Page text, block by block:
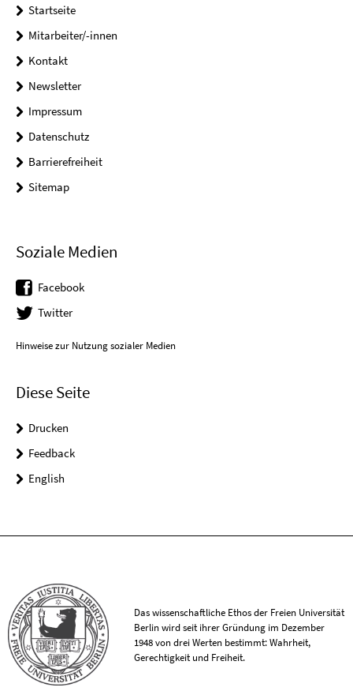
Startseite
Mitarbeiter/-innen
Kontakt
Newsletter
Impressum
Datenschutz
Barrierefreiheit
Sitemap
Soziale Medien
Facebook
Twitter
Hinweise zur Nutzung sozialer Medien
Diese Seite
Drucken
Feedback
English
Das wissenschaftliche Ethos der Freien Universität
Berlin wird seit ihrer Gründung im Dezember
1948 von drei Werten bestimmt: Wahrheit,
Gerechtigkeit und Freiheit.